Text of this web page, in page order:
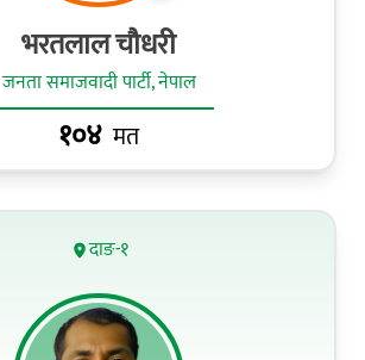
भरतलाल चौधरी
जनता समाजवादी पार्टी, नेपाल
१०४ मत
दाङ-१